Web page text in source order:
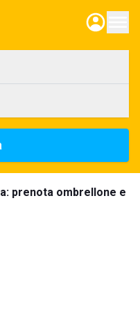
prenota ombrellone e